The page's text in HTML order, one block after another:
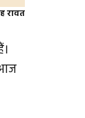
रावत